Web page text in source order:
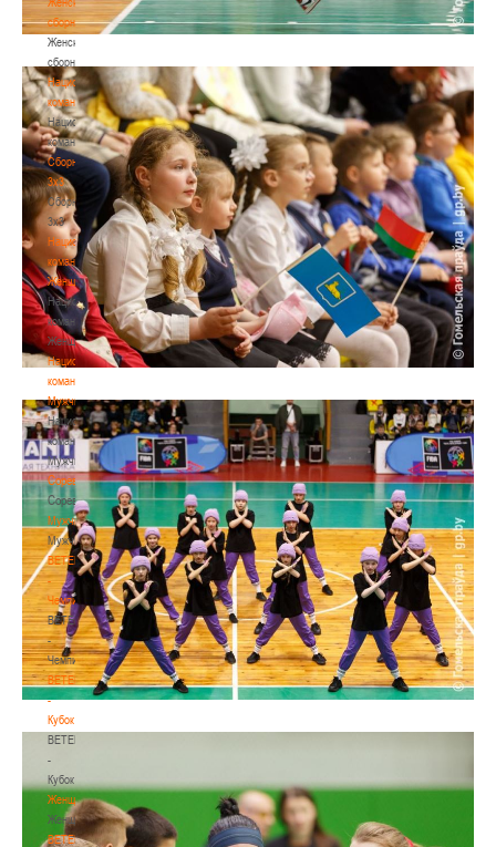
сборные
Женские
сборные
Национальная
команда
Национальная
команда
Сборные
3х3
Сборные
3х3
Национальная
команда.
Женщины
Национальная
команда.
Женщины
Национальная
команда.
Мужчины
Национальная
команда.
Мужчины
Соревнования
Соревнования
Мужчины
Мужчины
BETERA
-
Чемпионат
BETERA
-
Чемпионат
BETERA
-
Кубок
BETERA
-
Кубок
Женщины
Женщины
BETERA